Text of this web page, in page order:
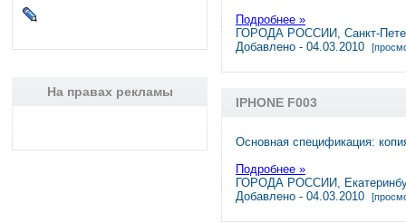
На правах рекламы
Подробнее »
ГОРОДА РОССИИ, Санкт-
Добавлено - 04.03.2010
IPHONE F003
Основная спецификация:
Подробнее »
ГОРОДА РОССИИ,
Добавлено - 04.03.2010